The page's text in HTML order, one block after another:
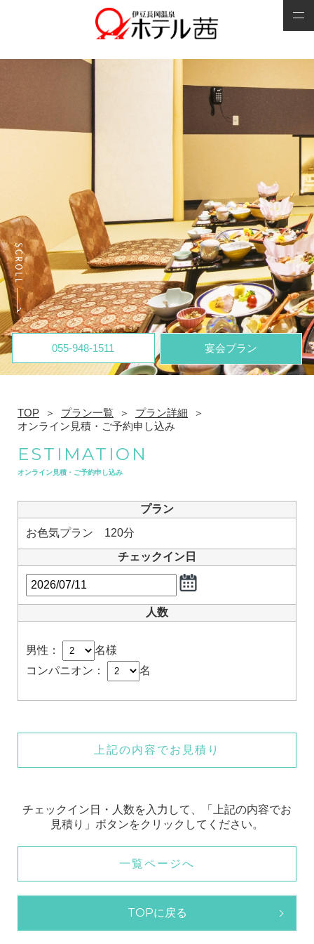
055-948-1511 宴会プラン
TOP プラン一覧
プラン詳細
オンライン見積・ご予約申し込み
ESTIMATION
オンライン見積・ご予約申し込み
プラン
お色気プラン 120分
チェックイン日
人数
男性：
名様
コンパニオン：
名
上記の内容でお見積り
チェックイン日・人数を入力して、「上記の内容でお
見積り」ボタンをクリックしてください。
一覧ページへ
TOPに戻る